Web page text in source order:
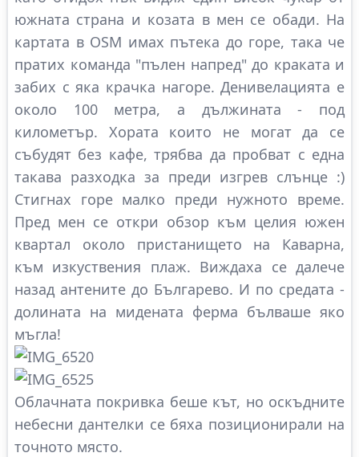
южната страна и козата в мен се обади. На
картата в OSM имах пътека до горе, така че
пратих команда "пълен напред" до краката и
забих с яка крачка нагоре. Денивелацията е
около 100 метра, а дължината - под
километър. Хората които не могат да се
събудят без кафе, трябва да пробват с една
такава разходка за преди изгрев слънце :)
Стигнах горе малко преди нужното време.
Пред мен се откри обзор към целия южен
квартал около пристанището на Каварна,
към изкуствения плаж. Виждаха се далече
назад антените до Българево. И по средата -
долината на мидената ферма бълваше яко
мъгла!
Облачната покривка беше кът, но оскъдните
небесни дантелки се бяха позиционирали на
точното място.